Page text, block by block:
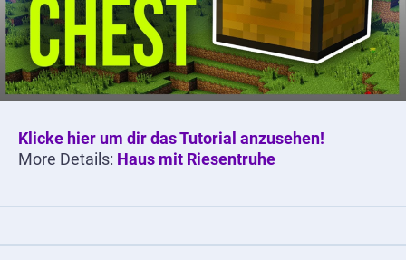
Klicke hier um dir das Tutorial anzusehen!
More Details: Haus mit Riesentruhe